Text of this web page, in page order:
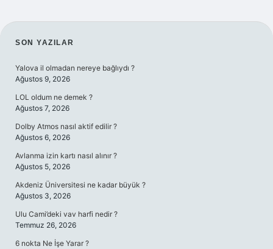
SIDEBAR
SON YAZILAR
Yalova il olmadan nereye bağlıydı ?
Ağustos 9, 2026
LOL oldum ne demek ?
Ağustos 7, 2026
Dolby Atmos nasıl aktif edilir ?
Ağustos 6, 2026
Avlanma izin kartı nasıl alınır ?
Ağustos 5, 2026
Akdeniz Üniversitesi ne kadar büyük ?
Ağustos 3, 2026
Ulu Cami’deki vav harfi nedir ?
Temmuz 26, 2026
6 nokta Ne İşe Yarar ?